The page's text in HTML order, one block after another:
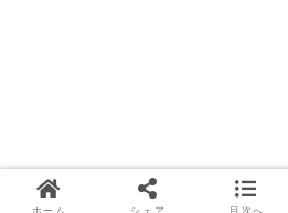
ホーム シェア 目次へ